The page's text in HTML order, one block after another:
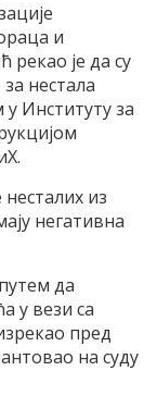
и
је да су
нестала
Институту за
из
негативна
да
у вези са
пред
на суду